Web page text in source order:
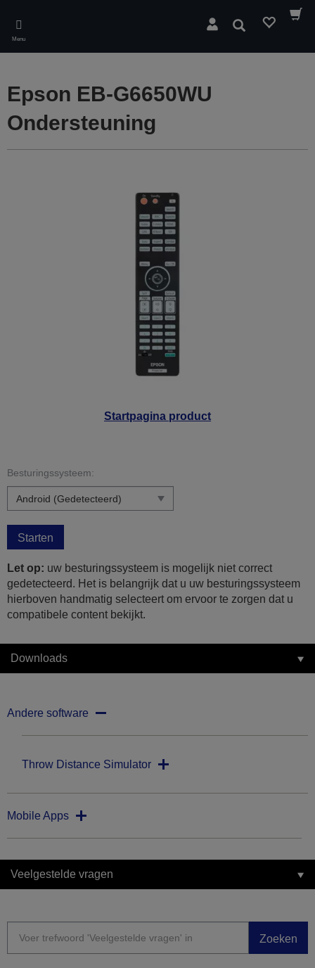
main
content
Menu
Zoeken
Startpagina product
Epson EB-G6650WU
Ondersteuning
Besturingssysteem:
Starten
Let op: uw besturingssysteem is mogelijk niet correct
gedetecteerd. Het is belangrijk dat u uw besturingssysteem
hierboven handmatig selecteert om ervoor te zorgen dat u
compatibele content bekijkt.
Downloads
Andere software
Throw Distance Simulator
Mobile Apps
Veelgestelde vragen
Zoeken